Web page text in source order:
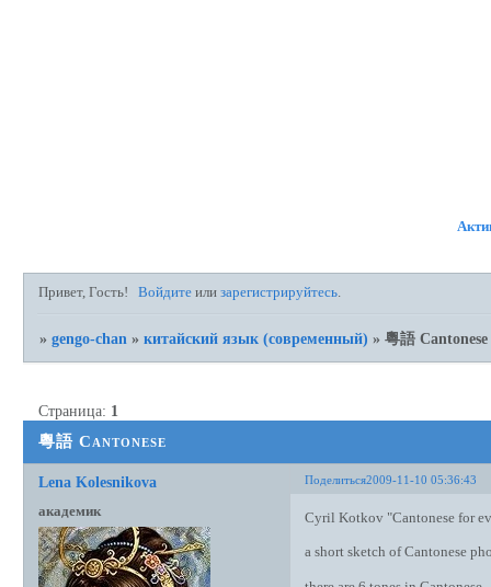
Привет, Гость! Войдите илизарегистрируйтесь.
»gengo-chan »китайский язык (современный) »粵語 Cantonese
粵語 Cantonese
Страница: 1
Поделиться2009-11-10 05:36:43
Lena Kolesnikova
академик Cyril Kotkov "Cantonese for
a short sketch of Cantonese